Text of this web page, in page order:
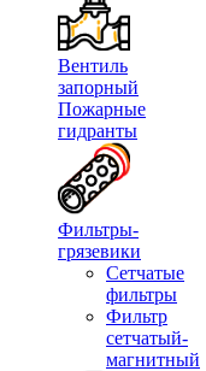
Вентиль
запорный
Пожарные
гидранты
Фильтры-
грязевики
Сетчатые
фильтры
Фильтр
сетчатый-
магнитный